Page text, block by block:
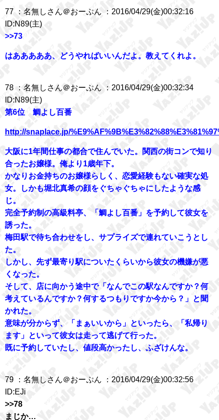
77 ：名無しさん＠おーぷん ：2016/04/29(金)00:32:16
ID:N89(主)
>>73
はあああああ、どうやればいいんだよ。教えてくれよ。
78 ：名無しさん＠おーぷん ：2016/04/29(金)00:32:34
ID:N89(主)
第6位 鯛よし百番
http://snaplace.jp/
大阪に1年間仕事の都合で住んでいた。関西の街コンで知り
合ったお嬢様。俺より1歳年下。
かなりお金持ちのお嬢様らしく、恋愛経験もない確実な処
女。しかも堀北真希の顔をぐちゃぐちゃにしたような感
じ。
完全予約制の高級料亭、「鯛よし百番」を予約して彼女を
誘った。
梅田駅で待ち合わせをし、サプライズで連れていこうとし
た。
しかし、先ず最寄り駅についたくらいから彼女の機嫌が悪
くなった。
そして、店に向かう途中で「なんでこの駅なんですか？何
考えているんですか？何するつもりですか今から？」と聞
かれた。
意味が分からず、「まぁいいから」といったら、「私帰り
ます」といって彼女は走って逃げて行った。
既に予約していたし、値段高かったし、ふざけんな。
79 ：名無しさん＠おーぷん ：2016/04/29(金)00:32:56
ID:EJi
>>78
まじか…